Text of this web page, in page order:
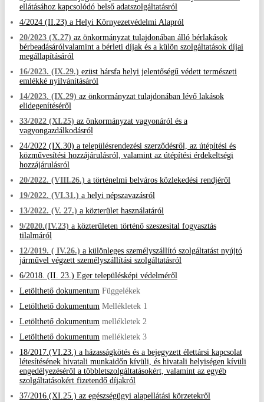
ellátásához kapcsolódó belső adatszolgáltatásról
4/2024 (II.23) a Helyi Környezetvédelmi Alapról
20/2023 (X.27) az önkormányzat tulajdonában álló bérlakások
bérbeadásárólvalamint a bérleti díjak és a külön szolgáltatások díjai
megállapításáról
16/2023. (IX.29.) ezüst hársfa helyi jelentőségű védett természeti
emlékké nyilvánításáról
14/2023. (IX.29) az önkormányzat tulajdonában lévő lakások
elidegenítéséről
33/2022 (XI.25) az önkormányzat vagyonáról és a
vagyongazdálkodásról
24/2022 (IX.30) a településrendezési szerződésről, az útépítési és
közművesítési hozzájárulásról, valamint az útépítési érdekeltségi
hozzájárulásról
20/2022. (VIII.26.) a történelmi belváros közlekedési rendjéről
19/2022. (VI.31.) a helyi népszavazásról
13/2022. (V. 27.) a közterület használatáról
9/2020.(IV.23) a közterületen történő szeszesital fogyasztás
tilalmáról
12/2019. ( IV.26.) a különleges személyszállító szolgáltatást nyújtó
járművel végzett személyszállítási szolgáltatásról
6/2018. (II. 23.) Eger településképi védelméről
Letölthető dokumentum Függelékek
Letölthető dokumentum Mellékletek 1
Letölthető dokumentum mellékletek 2
Letölthető dokumentum mellékletek 3
18/2017.(VI.23.) a házasságkötés és a bejegyzett élettársi kapcsolat
létesítésének hivatali munkaidőn kívüli, és hivatali helyiségen kívüli
engedélyezéséről a többletszolgáltatásokért, valamint az egyéb
szolgáltatásokért fizetendő díjakról
37/2016.(XI.25.) az egészségügyi alapellátási körzetekről